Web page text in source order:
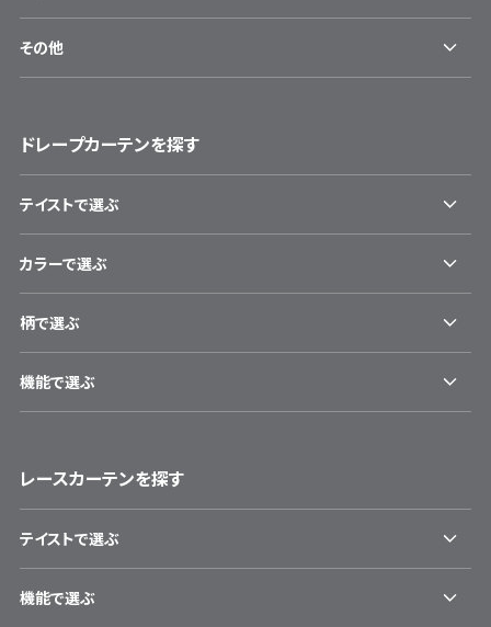
その他
ドレープカーテンを探す
テイストで選ぶ
カラーで選ぶ
柄で選ぶ
機能で選ぶ
レースカーテンを探す
テイストで選ぶ
機能で選ぶ